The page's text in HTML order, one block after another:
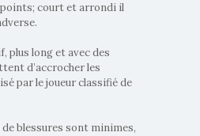
points; court et arrondi il
plus long et avec des
d’accrocher les
par le joueur classifié de
blessures sont minimes,